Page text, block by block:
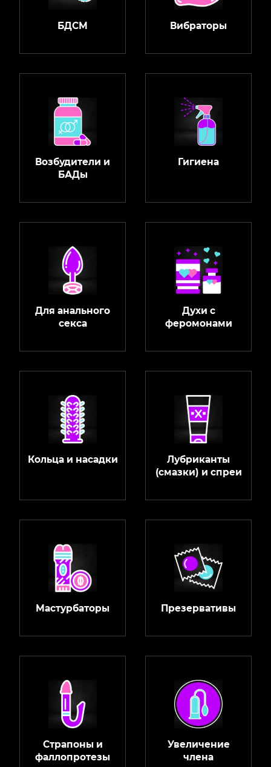
БДСМ Вибраторы
Возбудители и
БАДы
Гигиена
Для анального
секса
Духи с
феромонами
Кольца и насадки
Лубриканты
(смазки) и спреи
Мастурбаторы Презервативы
Страпоны и
фаллопротезы
Увеличение
члена